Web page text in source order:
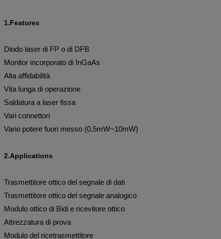
1.Features
Diodo laser di FP o di DFB
Monitor incorporato di InGaAs
Alta affidabilità
Vita lunga di operazione
Saldatura a laser fissa
Vari connettori
Vario potere fuori messo (0.5mW~10mW)
2.Applications
Trasmettitore ottico del segnale di dati
Trasmettitore ottico del segnale analogico
Modulo ottico di Bidi e ricevitore ottico
Attrezzatura di prova
Modulo del ricetrasmettitore